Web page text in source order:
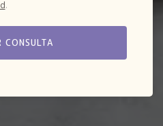
.